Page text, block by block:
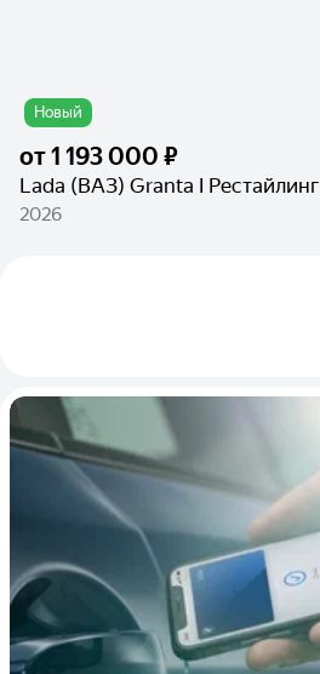
Новый
от1 193 000 ₽
Lada (ВАЗ) Granta I Рестайлинг
2026